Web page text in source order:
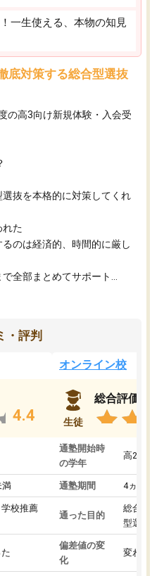
一生使える、本物の知見
底対策する総合型選抜
の高3向け新規体験・入会受
抜を本格的に対策してくれ
れた
のは経済的、時間的に厳し
全部まとめてサポート...
・評判
4.4
満
校推薦
オンライン校
生徒
総合評価
通塾開始時
の学年
高2
通塾期間 4ヵ月～1
通った目的
総合型選
型選抜対
偏差値の変
化
変わらな